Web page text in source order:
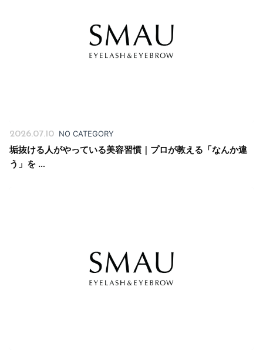
2026.07.10 NO CATEGORY
垢抜ける人がやっている美容習慣｜プロが教える「なんか違
う」を …